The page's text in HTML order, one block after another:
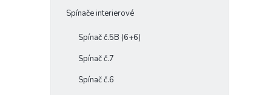
Spínače interierové
Spínač č.5B (6+6)
Spínač č.7
Spínač č.6